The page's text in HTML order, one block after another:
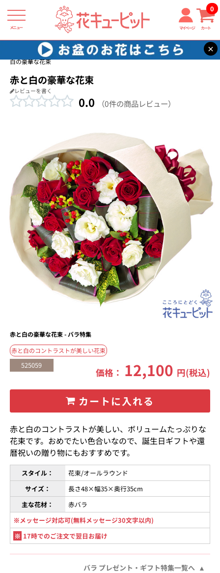
メニュー マイページ カート
0
×
花キューピット バラ プレゼント・ギフト特集2026
【バラ特集】赤と
白の豪華な花束
赤と白の豪華な花束
レビューを書く
0.0 （0件の商品レビュー）
赤と白の豪華な花束 - バラ特集
赤と白のコントラストが美しい花束
525059
価格： 12,100 円(税込)
カートに入れる
赤と白のコントラストが美しい、ボリュームたっぷりな
花束です。おめでたい色合いなので、誕生日ギフトや還
暦祝いの贈り物にもおすすめです。
スタイル：
花束/オールラウンド
サイズ：
長さ48×幅35×奥行35cm
主な花材：
赤バラ
※メッセージ対応可(無料メッセージ30文字以内)
※ 17時でのご注文で翌日お届け
バラ プレゼント・ギフト特集一覧へ